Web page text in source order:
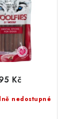
nedostupné
Kč